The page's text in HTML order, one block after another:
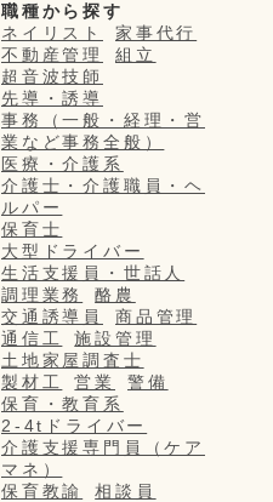
職種から探す
ネイリスト
家事代行
不動産管理
組立
超音波技師
先導・誘導
事務（一般・経理・営
業など事務全般）
医療・介護系
介護士・介護職員・ヘ
ルパー
保育士
大型ドライバー
生活支援員・世話人
調理業務
酪農
交通誘導員
商品管理
通信工
施設管理
土地家屋調査士
製材工
営業
警備
保育・教育系
2-4tドライバー
介護支援専門員（ケア
マネ）
保育教諭
相談員